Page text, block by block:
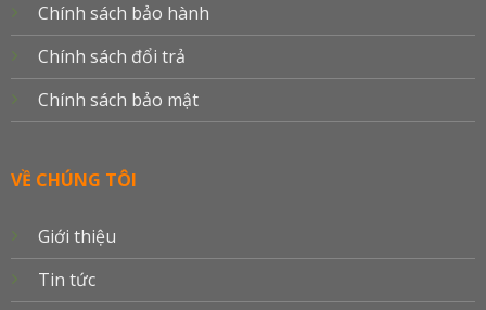
Chính sách bảo hành
Chính sách đổi trả
Chính sách bảo mật
VỀ CHÚNG TÔI
Giới thiệu
Tin tức